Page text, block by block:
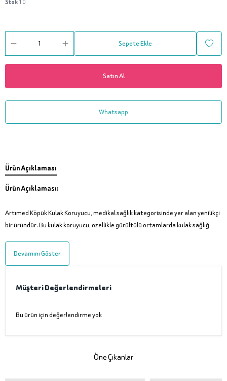
Stok10
Sepete Ekle
Satın Al
Whatsapp
Ürün Açıklaması
Ürün Açıklaması:
Artımed Köpük Kulak Koruyucu, medikal sağlık kategorisinde yer alan yenilikçi
bir üründür. Bu kulak koruyucu, özellikle gürültülü ortamlarda kulak sağlığ
Devamını Göster
Müşteri Değerlendirmeleri
Bu ürün için değerlendirme yok
Öne Çıkanlar